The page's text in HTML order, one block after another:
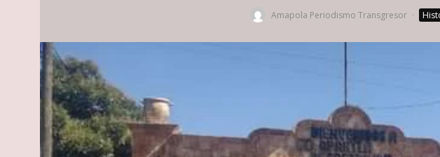
Amapola Periodismo Transgresor ·